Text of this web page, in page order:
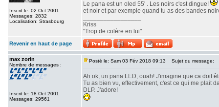
Inscrit le: 02 Oct 2001
Messages: 2832
Localisation: Strasbourg
Le pana est un oled 55' . Les noirs c'est dingue!
et noir et par exemple quand tu as des bandes
Kriss
"Trop de colère en lui"
Revenir en haut de page
max zorin
Nombre de messages :
Inscrit le: 18 Oct 2001
Messages: 29561
Posté le: Sam 03 Fév 2018 09:13 Sujet du message:
Ah ok, un pana LED, ouah! J'imagine que ca doit
Tu as bien vu, effectivement, c'est ce qui me plait
DLP. J'adore!